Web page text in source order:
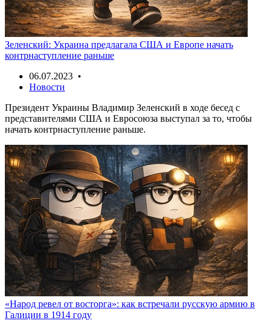
Зеленский: Украина предлагала США и Европе начать
контрнаступление раньше
06.07.2023 •
Новости
Президент Украины Владимир Зеленский в ходе бесед с
представителями США и Евросоюза выступал за то, чтобы
начать контрнаступление раньше.
«Народ ревел от восторга»: как встречали русскую армию в
Галиции в 1914 году